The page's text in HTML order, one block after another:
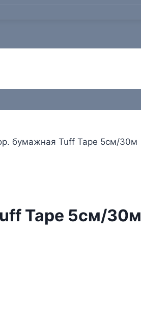
бумажная Tuff Tape 5см/30м
Tape 5см/30м